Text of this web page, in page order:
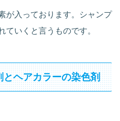
が入っております。シャンプ
ていくと言うものです。
ヘアカラーの染色剤